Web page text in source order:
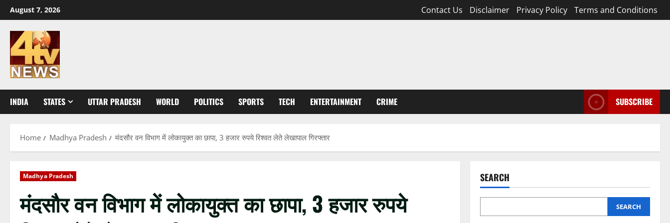
Skip
to
content
August 7, 2026 Contact Us Disclaimer Privacy Policy Terms and Conditions
INDIA STATES UTTAR PRADESH WORLD POLITICS SPORTS TECH ENTERTAINMENT CRIME SUBSCRIBE
Home Madhya Pradesh मंदसौर वन विभाग में लोकायुक्त का छापा, 3 हजार रुपये रिश्वत लेते लेखापाल गिरफ्तार
Madhya Pradesh
मंदसौर वन विभाग में लोकायुक्त का छापा, 3 हजार रुपये
SEARCH
SEARCH